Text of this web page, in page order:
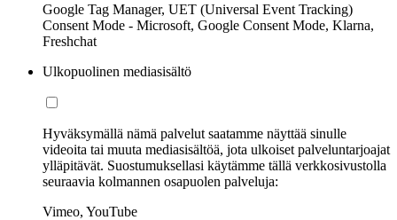
Google Tag Manager, UET (Universal Event Tracking)
Consent Mode - Microsoft, Google Consent Mode, Klarna,
Freshchat
Ulkopuolinen mediasisältö
Hyväksymällä nämä palvelut saatamme näyttää sinulle
videoita tai muuta mediasisältöä, jota ulkoiset palveluntarjoajat
ylläpitävät. Suostumuksellasi käytämme tällä verkkosivustolla
seuraavia kolmannen osapuolen palveluja:
Vimeo, YouTube